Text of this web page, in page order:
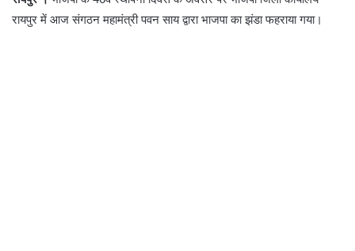
रायपुर में आज संगठन महामंत्री पवन साय द्वारा भाजपा का झंडा फहराया गया।